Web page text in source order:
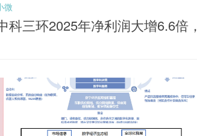
微
科三环2025年净利润大增6.6倍，